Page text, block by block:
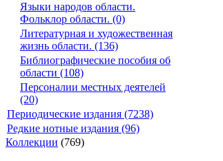
Языки народов области.
Фольклор области. (0)
Литературная и художественная
жизнь области. (136)
Библиографические пособия об
области (108)
Персоналии местных деятелей
(20)
Периодические издания (7238)
Редкие нотные издания (96)
Коллекции (769)